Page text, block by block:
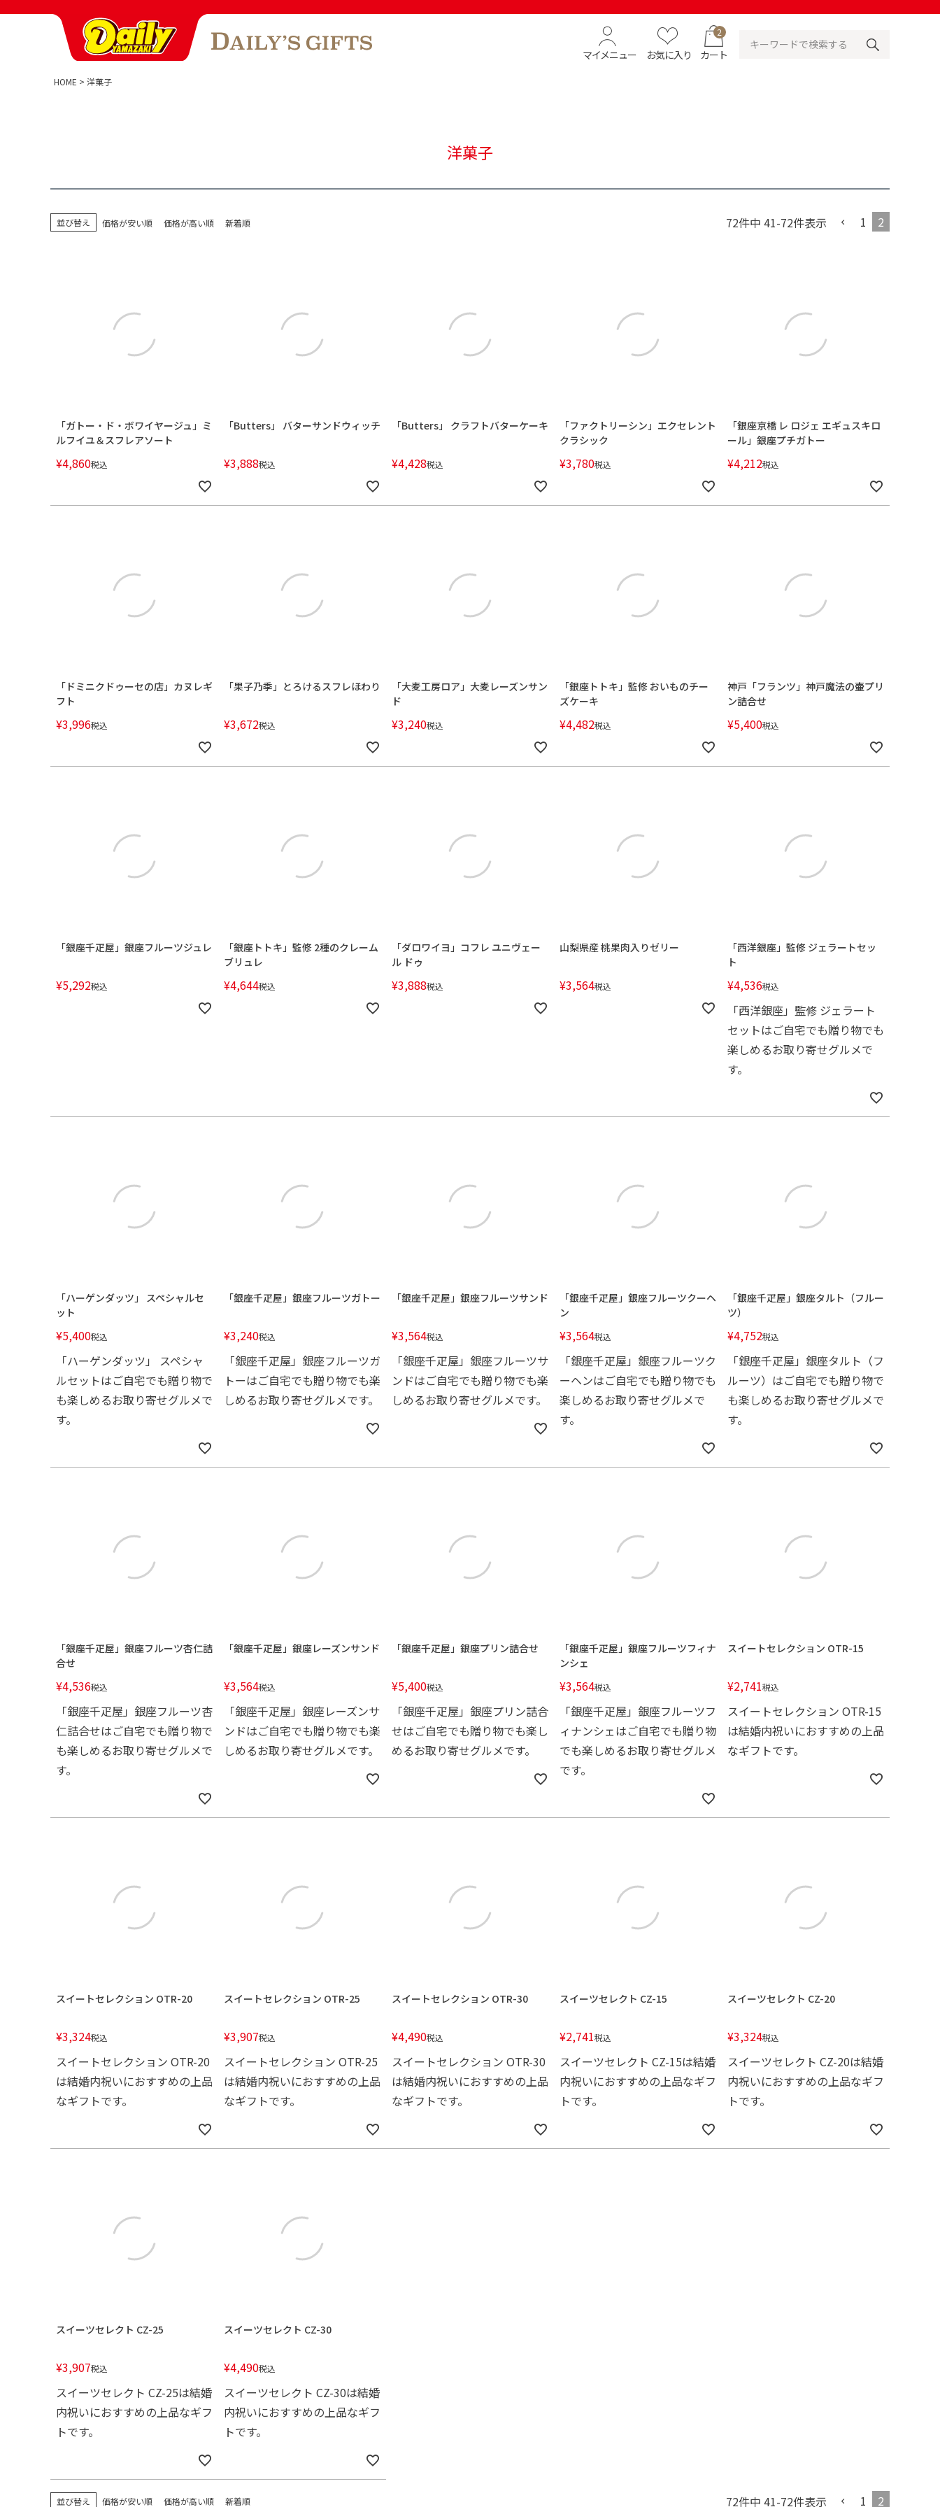
マイメニュー お気に入り
2
カート
HOME 洋菓子
洋菓子
並び替え 価格が安い順 価格が高い順 新着順 72件中 41-72件表示 1 2
「ガトー・ド・ボワイヤージュ」ミ
ルフイユ＆スフレアソート
¥4,860税込
「Butters」 バターサンドウィッチ
¥3,888税込
「Butters」 クラフトバターケーキ
¥4,428税込
「ファクトリーシン」エクセレント
クラシック
¥3,780税込
「銀座京橋 レ ロジェ エギュスキロ
ール」銀座プチガトー
¥4,212税込
「ドミニクドゥーセの店」カヌレギ
フト
¥3,996税込
「果子乃季」とろけるスフレほわり
¥3,672税込
「大麦工房ロア」大麦レーズンサン
ド
¥3,240税込
「銀座トトキ」監修 おいものチー
ズケーキ
¥4,482税込
神戸「フランツ」神戸魔法の壷プリ
ン詰合せ
¥5,400税込
「銀座千疋屋」銀座フルーツジュレ
¥5,292税込
「銀座トトキ」監修 2種のクレーム
ブリュレ
¥4,644税込
「ダロワイヨ」コフレ ユニヴェー
ル ドゥ
¥3,888税込
山梨県産 桃果肉入りゼリー
¥3,564税込
「西洋銀座」監修 ジェラートセッ
ト
¥4,536税込
「西洋銀座」監修 ジェラート
セットはご自宅でも贈り物でも
楽しめるお取り寄せグルメで
す。
「ハーゲンダッツ」 スペシャルセ
ット
¥5,400税込
「ハーゲンダッツ」 スペシャ
ルセットはご自宅でも贈り物で
も楽しめるお取り寄せグルメで
す。
「銀座千疋屋」銀座フルーツガトー
¥3,240税込
「銀座千疋屋」銀座フルーツガ
トーはご自宅でも贈り物でも楽
しめるお取り寄せグルメです。
「銀座千疋屋」銀座フルーツサンド
¥3,564税込
「銀座千疋屋」銀座フルーツサ
ンドはご自宅でも贈り物でも楽
しめるお取り寄せグルメです。
「銀座千疋屋」銀座フルーツクーヘ
ン
¥3,564税込
「銀座千疋屋」銀座フルーツク
ーヘンはご自宅でも贈り物でも
楽しめるお取り寄せグルメで
す。
「銀座千疋屋」銀座タルト（フルー
ツ）
¥4,752税込
「銀座千疋屋」銀座タルト（フ
ルーツ）はご自宅でも贈り物で
も楽しめるお取り寄せグルメで
す。
「銀座千疋屋」銀座フルーツ杏仁詰
合せ
¥4,536税込
「銀座千疋屋」銀座フルーツ杏
仁詰合せはご自宅でも贈り物で
も楽しめるお取り寄せグルメで
す。
「銀座千疋屋」銀座レーズンサンド
¥3,564税込
「銀座千疋屋」銀座レーズンサ
ンドはご自宅でも贈り物でも楽
しめるお取り寄せグルメです。
「銀座千疋屋」銀座プリン詰合せ
¥5,400税込
「銀座千疋屋」銀座プリン詰合
せはご自宅でも贈り物でも楽し
めるお取り寄せグルメです。
「銀座千疋屋」銀座フルーツフィナ
ンシェ
¥3,564税込
「銀座千疋屋」銀座フルーツフ
ィナンシェはご自宅でも贈り物
でも楽しめるお取り寄せグルメ
です。
スイートセレクション OTR-15
¥2,741税込
スイートセレクション OTR-15
は結婚内祝いにおすすめの上品
なギフトです。
スイートセレクション OTR-20
¥3,324税込
スイートセレクション OTR-20
は結婚内祝いにおすすめの上品
なギフトです。
スイートセレクション OTR-25
¥3,907税込
スイートセレクション OTR-25
は結婚内祝いにおすすめの上品
なギフトです。
スイートセレクション OTR-30
¥4,490税込
スイートセレクション OTR-30
は結婚内祝いにおすすめの上品
なギフトです。
スイーツセレクト CZ-15
¥2,741税込
スイーツセレクト CZ-15は結婚
内祝いにおすすめの上品なギフ
トです。
スイーツセレクト CZ-20
¥3,324税込
スイーツセレクト CZ-20は結婚
内祝いにおすすめの上品なギフ
トです。
スイーツセレクト CZ-25
¥3,907税込
スイーツセレクト CZ-25は結婚
内祝いにおすすめの上品なギフ
トです。
スイーツセレクト CZ-30
¥4,490税込
スイーツセレクト CZ-30は結婚
内祝いにおすすめの上品なギフ
トです。
並び替え 価格が安い順 価格が高い順 新着順 72件中 41-72件表示 1 2